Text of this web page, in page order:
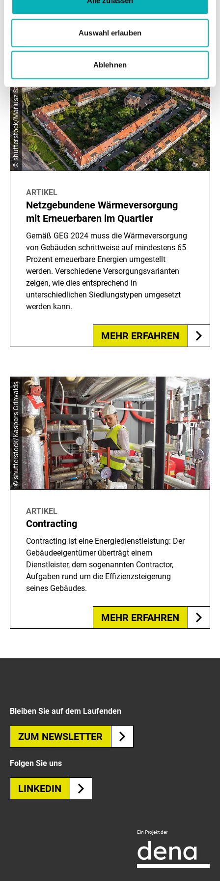
Auswahl erlauben
Ablehnen
Das könnte auch interessant sein
© shutterstock/Mariusz Szczygiel
ARTIKEL
Netzgebundene Wärmeversorgung
mit Erneuerbaren im Quartier
Gemäß GEG 2024 muss die Wärmeversorgung
von Gebäuden schrittweise auf mindestens 65
Prozent erneuerbare Energien umgestellt
werden. Verschiedene Versorgungsvarianten
zeigen, wie dies entsprechend in
unterschiedlichen Siedlungstypen umgesetzt
werden kann.
MEHR ERFAHREN
© shutterstock/Kaspars Grinvalds
ARTIKEL
Contracting
Contracting ist eine Energiedienstleistung: Der
Gebäudeeigentümer überträgt einem
Dienstleister, dem sogenannten Contractor,
Aufgaben rund um die Effizienzsteigerung
seines Gebäudes.
MEHR ERFAHREN
Bleiben Sie auf dem Laufenden
ZUM NEWSLETTER
Folgen Sie uns
LINKEDIN
Logo
Deutsche
Energie-
Agentur
Ein Projekt der